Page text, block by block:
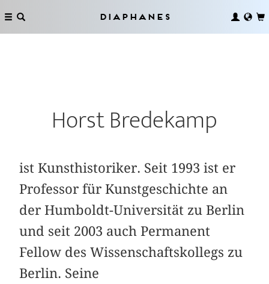
Diaphanes
Horst Bredekamp
ist Kunsthistoriker. Seit 1993 ist er
Professor für Kunstgeschichte an
der Humboldt-Universität zu Berlin
und seit 2003 auch Permanent
Fellow des Wissenschaftskollegs zu
Berlin. Seine